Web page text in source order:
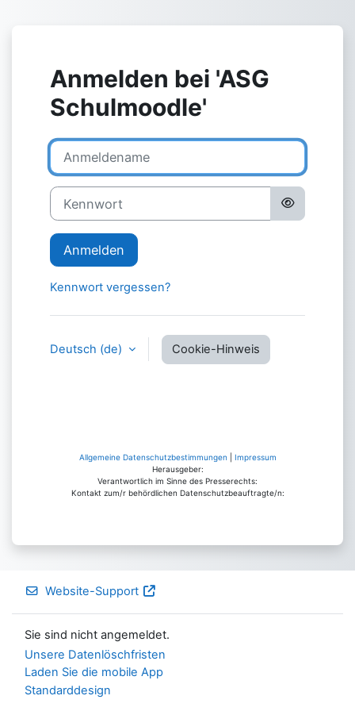
Anmelden bei 'ASG
Schulmoodle'
Anmeldename
Kennwort
Anmelden
Kennwort vergessen?
Deutsch ‎(de)‎ Cookie-Hinweis
Allgemeine Datenschutzbestimmungen
Impressum
Herausgeber:
Verantwortlich im Sinne des Presserechts:
Kontakt zum/r behördlichen Datenschutzbeauftragte/n:
Website-Support
Sie sind nicht angemeldet.
Unsere Datenlöschfristen
Laden Sie die mobile App
Standarddesign